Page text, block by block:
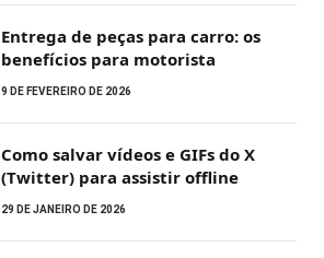
Entrega de peças para carro: os
benefícios para motorista
9 DE FEVEREIRO DE 2026
Como salvar vídeos e GIFs do X
(Twitter) para assistir offline
29 DE JANEIRO DE 2026